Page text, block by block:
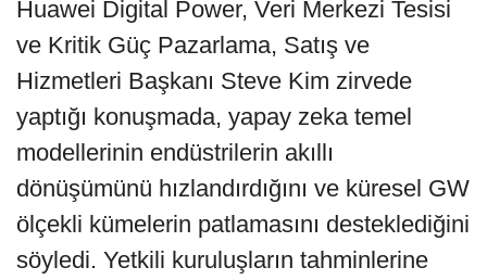
Huawei Digital Power, Veri Merkezi Tesisi
ve Kritik Güç Pazarlama, Satış ve
Hizmetleri Başkanı Steve Kim zirvede
yaptığı konuşmada, yapay zeka temel
modellerinin endüstrilerin akıllı
dönüşümünü hızlandırdığını ve küresel GW
ölçekli kümelerin patlamasını desteklediğini
söyledi. Yetkili kuruluşların tahminlerine